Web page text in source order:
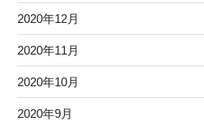
2020年12月
2020年11月
2020年10月
2020年9月